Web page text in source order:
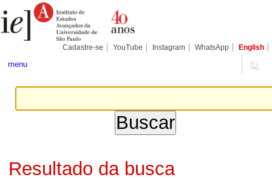
para
conteúdo.
Pessoais
Cadastre-se YouTube Instagram WhatsApp English
menu
Resultado da busca